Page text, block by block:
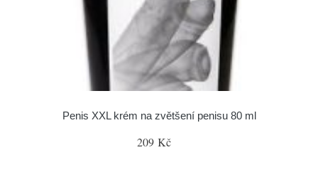
Penis XXL krém na zvětšení penisu 80 ml
209 Kč